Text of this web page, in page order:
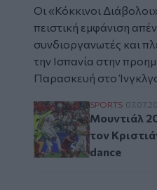
Οι «Κόκκινοι
πειστική εμφάνιση
συνδιοργανωτές και
την Ισπανία στην
Παρασκευή στο
Μουντιάλ
SPORTS
Μουντιάλ
τον
dance